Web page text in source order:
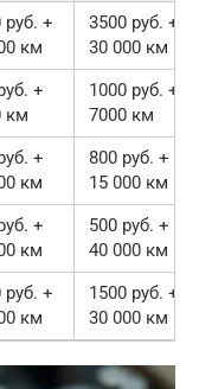
руб. +
км
3500 руб. +
30 000 км
+
км
1000 руб. +
7000 км
+
км
800 руб. +
15 000 км
+
км
500 руб. +
40 000 км
руб. +
км
1500 руб. +
30 000 км